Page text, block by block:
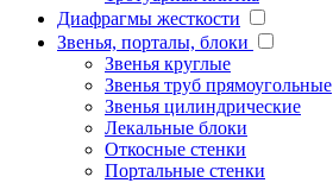
Диафрагмы жесткости
Звенья, порталы, блоки
Звенья круглые
Звенья труб прямоугольные
Звенья цилиндрические
Лекальные блоки
Откосные стенки
Портальные стенки